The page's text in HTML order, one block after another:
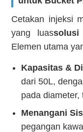
Cetakan injeksi
yang luassolusi
Elemen utama
Kapasitas &
dari 50L,
pada diameter,
Menangani
pegangan